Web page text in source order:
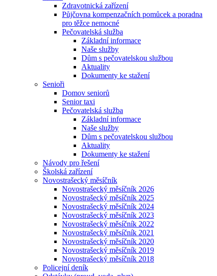
Zdravotnická zařízení
Půjčovna kompenzačních pomůcek a poradna
pro těžce nemocné
Pečovatelská služba
Základní informace
Naše služby
Dům s pečovatelskou službou
Aktuality
Dokumenty ke stažení
Senioři
Domov seniorů
Senior taxi
Pečovatelská služba
Základní informace
Naše služby
Dům s pečovatelskou službou
Aktuality
Dokumenty ke stažení
Návody pro řešení
Školská zařízení
Novostrašecký měsíčník
Novostrašecký měsíčník 2026
Novostrašecký měsíčník 2025
Novostrašecký měsíčník 2024
Novostrašecký měsíčník 2023
Novostrašecký měsíčník 2022
Novostrašecký měsíčník 2021
Novostrašecký měsíčník 2020
Novostrašecký měsíčník 2019
Novostrašecký měsíčník 2018
Policejní deník